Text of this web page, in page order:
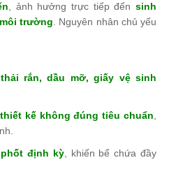
, ảnh hưởng trực tiếp đếnsinh
trường . Nguyên nhân chủ yếu
rắn, dầu mỡ, giấy vệ sinh
kế không đúng tiêu chuẩn
định kỳ, khiến bể chứa đầy